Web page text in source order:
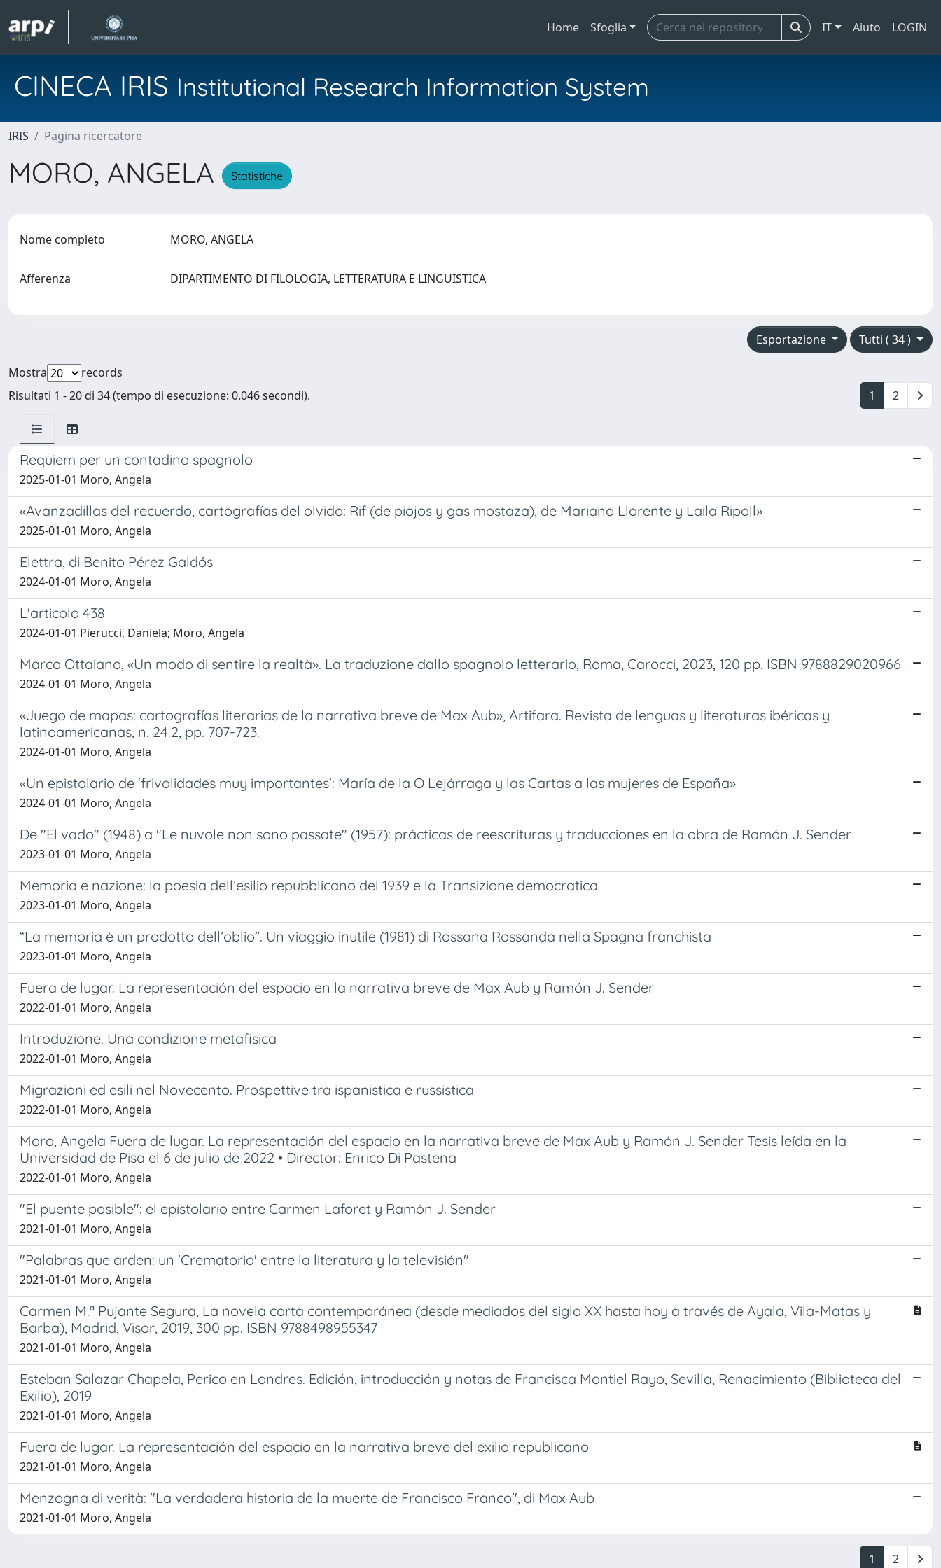
Home Sfoglia IT Aiuto LOGIN
CINECA IRIS Institutional Research Information System
IRIS Pagina ricercatore
MORO, ANGELA Statistiche
Nome completo MORO, ANGELA
Afferenza DIPARTIMENTO DI FILOLOGIA, LETTERATURA E LINGUISTICA
Tutti ( 34 )
Esportazione
Mostra
records
Risultati 1 - 20 di 34 (tempo di esecuzione: 0.046 secondi).
1 2
Requiem per un contadino spagnolo
2025-01-01 Moro, Angela
«Avanzadillas del recuerdo, cartografías del olvido: Rif (de piojos y gas mostaza), de Mariano Llorente y Laila Ripoll»
2025-01-01 Moro, Angela
Elettra, di Benito Pérez Galdós
2024-01-01 Moro, Angela
L'articolo 438
2024-01-01 Pierucci, Daniela; Moro, Angela
Marco Ottaiano, «Un modo di sentire la realtà». La traduzione dallo spagnolo letterario, Roma, Carocci, 2023, 120 pp. ISBN 9788829020966
2024-01-01 Moro, Angela
«Juego de mapas: cartografías literarias de la narrativa breve de Max Aub», Artifara. Revista de lenguas y literaturas ibéricas y
latinoamericanas, n. 24.2, pp. 707-723.
2024-01-01 Moro, Angela
«Un epistolario de ‘frivolidades muy importantes’: María de la O Lejárraga y las Cartas a las mujeres de España»
2024-01-01 Moro, Angela
De "El vado" (1948) a "Le nuvole non sono passate" (1957): prácticas de reescrituras y traducciones en la obra de Ramón J. Sender
2023-01-01 Moro, Angela
Memoria e nazione: la poesia dell’esilio repubblicano del 1939 e la Transizione democratica
2023-01-01 Moro, Angela
“La memoria è un prodotto dell’oblio”. Un viaggio inutile (1981) di Rossana Rossanda nella Spagna franchista
2023-01-01 Moro, Angela
Fuera de lugar. La representación del espacio en la narrativa breve de Max Aub y Ramón J. Sender
2022-01-01 Moro, Angela
Introduzione. Una condizione metafisica
2022-01-01 Moro, Angela
Migrazioni ed esili nel Novecento. Prospettive tra ispanistica e russistica
2022-01-01 Moro, Angela
Moro, Angela Fuera de lugar. La representación del espacio en la narrativa breve de Max Aub y Ramón J. Sender Tesis leída en la
Universidad de Pisa el 6 de julio de 2022 • Director: Enrico Di Pastena
2022-01-01 Moro, Angela
"El puente posible": el epistolario entre Carmen Laforet y Ramón J. Sender
2021-01-01 Moro, Angela
"Palabras que arden: un 'Crematorio' entre la literatura y la televisión"
2021-01-01 Moro, Angela
Carmen M.ª Pujante Segura, La novela corta contemporánea (desde mediados del siglo XX hasta hoy a través de Ayala, Vila-Matas y
Barba), Madrid, Visor, 2019, 300 pp. ISBN 9788498955347
2021-01-01 Moro, Angela
Esteban Salazar Chapela, Perico en Londres. Edición, introducción y notas de Francisca Montiel Rayo, Sevilla, Renacimiento (Biblioteca del
Exilio), 2019
2021-01-01 Moro, Angela
Fuera de lugar. La representación del espacio en la narrativa breve del exilio republicano
2021-01-01 Moro, Angela
Menzogna di verità: "La verdadera historia de la muerte de Francisco Franco", di Max Aub
2021-01-01 Moro, Angela
1 2